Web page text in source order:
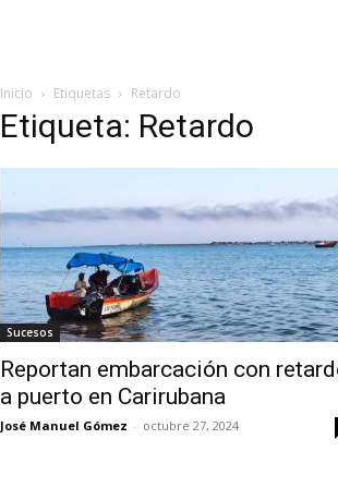
Inicio Etiquetas Retardo
Etiqueta: Retardo
Sucesos
Reportan embarcación con
a puerto en Carirubana
José Manuel Gómez - octubre 27, 2024